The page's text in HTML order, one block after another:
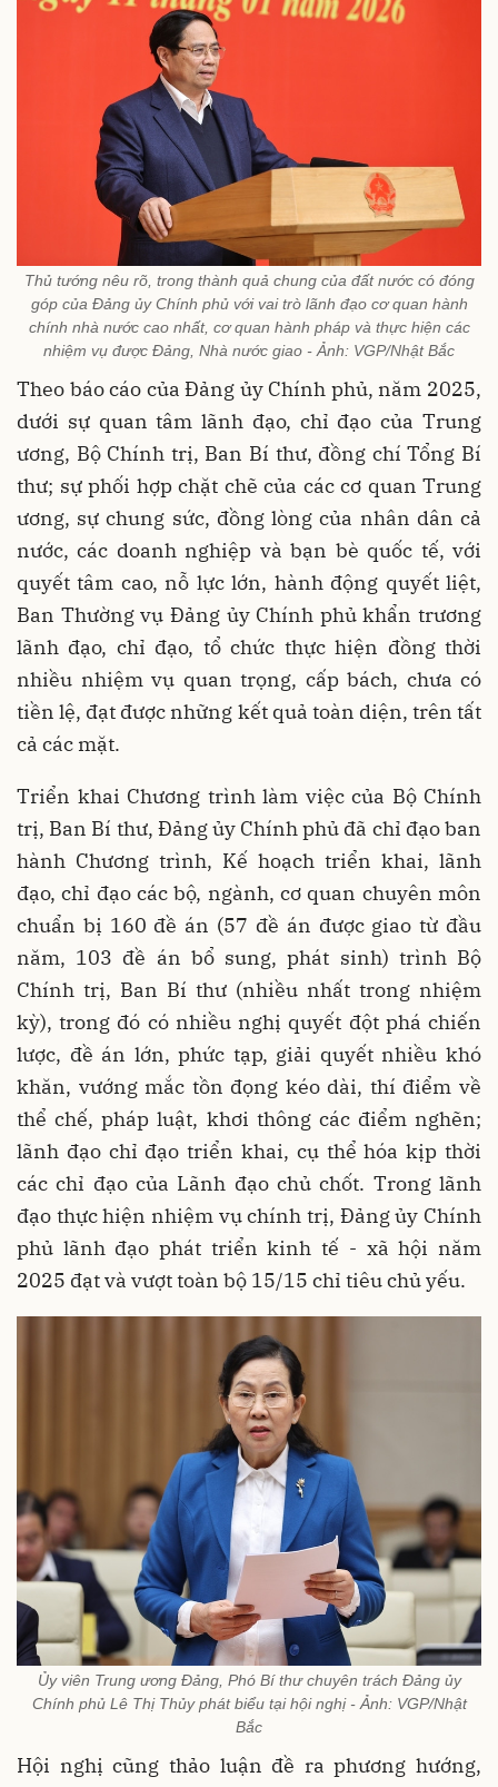
Thủ tướng nêu rõ, trong thành quả chung của đất nước có đóng
góp của Đảng ủy Chính phủ với vai trò lãnh đạo cơ quan hành
chính nhà nước cao nhất, cơ quan hành pháp và thực hiện các
nhiệm vụ được Đảng, Nhà nước giao - Ảnh: VGP/Nhật Bắc
Theo báo cáo của Đảng ủy Chính phủ, năm 2025,
dưới sự quan tâm lãnh đạo, chỉ đạo của Trung
ương, Bộ Chính trị, Ban Bí thư, đồng chí Tổng Bí
thư; sự phối hợp chặt chẽ của các cơ quan Trung
ương, sự chung sức, đồng lòng của nhân dân cả
nước, các doanh nghiệp và bạn bè quốc tế, với
quyết tâm cao, nỗ lực lớn, hành động quyết liệt,
Ban Thường vụ Đảng ủy Chính phủ khẩn trương
lãnh đạo, chỉ đạo, tổ chức thực hiện đồng thời
nhiều nhiệm vụ quan trọng, cấp bách, chưa có
tiền lệ, đạt được những kết quả toàn diện, trên tất
cả các mặt.
Triển khai Chương trình làm việc của Bộ Chính
trị, Ban Bí thư, Đảng ủy Chính phủ đã chỉ đạo ban
hành Chương trình, Kế hoạch triển khai, lãnh
đạo, chỉ đạo các bộ, ngành, cơ quan chuyên môn
chuẩn bị 160 đề án (57 đề án được giao từ đầu
năm, 103 đề án bổ sung, phát sinh) trình Bộ
Chính trị, Ban Bí thư (nhiều nhất trong nhiệm
kỳ), trong đó có nhiều nghị quyết đột phá chiến
lược, đề án lớn, phức tạp, giải quyết nhiều khó
khăn, vướng mắc tồn đọng kéo dài, thí điểm về
thể chế, pháp luật, khơi thông các điểm nghẽn;
lãnh đạo chỉ đạo triển khai, cụ thể hóa kịp thời
các chỉ đạo của Lãnh đạo chủ chốt. Trong lãnh
đạo thực hiện nhiệm vụ chính trị, Đảng ủy Chính
phủ lãnh đạo phát triển kinh tế - xã hội năm
2025 đạt và vượt toàn bộ 15/15 chỉ tiêu chủ yếu.
Ủy viên Trung ương Đảng, Phó Bí thư chuyên trách Đảng ủy
Chính phủ Lê Thị Thủy phát biểu tại hội nghị - Ảnh: VGP/Nhật
Bắc
Hội nghị cũng thảo luận đề ra phương hướng,